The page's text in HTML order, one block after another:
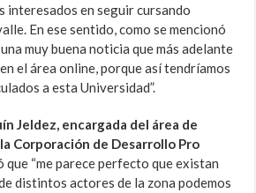
interesados en seguir cursando
En ese sentido, como se mencionó
muy buena noticia que más adelante
el área online, porque así tendríamos
a esta Universidad”.
Jeldez, encargada del área de
Corporación de Desarrollo Pro
que “me parece perfecto que existan
distintos actores de la zona podemos